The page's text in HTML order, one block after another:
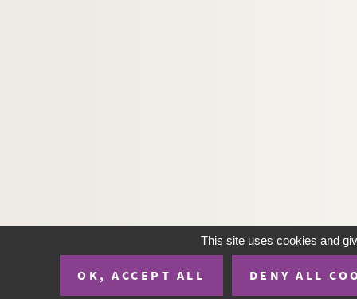
This site uses cookies and
OK, ACCEPT ALL DENY ALL